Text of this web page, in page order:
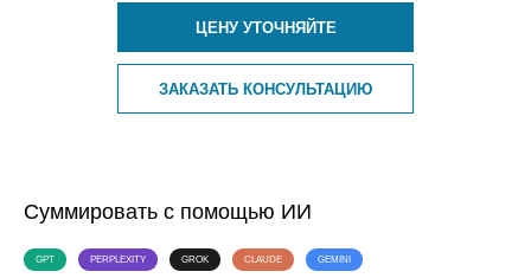
ЦЕНУ УТОЧНЯЙТЕ
ЗАКАЗАТЬ КОНСУЛЬТАЦИЮ
Суммировать с помощью ИИ
GPT PERPLEXITY GROK CLAUDE GEMINI